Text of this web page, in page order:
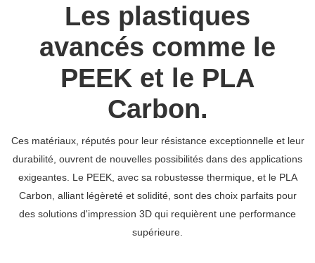
Les plastiques
avancés comme le
PEEK et le PLA
Carbon.
Ces matériaux, réputés pour leur résistance exceptionnelle et leur
durabilité, ouvrent de nouvelles possibilités dans des applications
exigeantes. Le PEEK, avec sa robustesse thermique, et le PLA
Carbon, alliant légèreté et solidité, sont des choix parfaits pour
des solutions d'impression 3D qui requièrent une performance
supérieure.